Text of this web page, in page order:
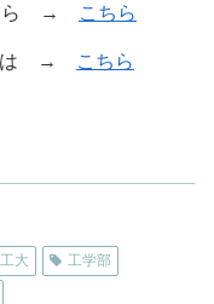
なら → こちら
は → こちら
大
工学部